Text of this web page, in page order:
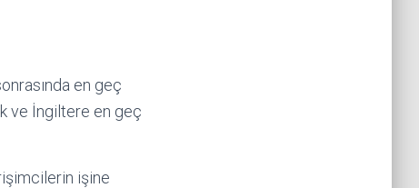
en geç
ve İngiltere en geç
işine